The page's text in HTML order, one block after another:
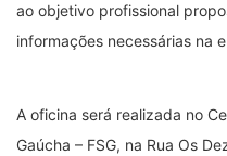
ao objetivo profissional
informações necessárias na
A oficina será realizada no
Gaúcha – FSG, na Rua Os